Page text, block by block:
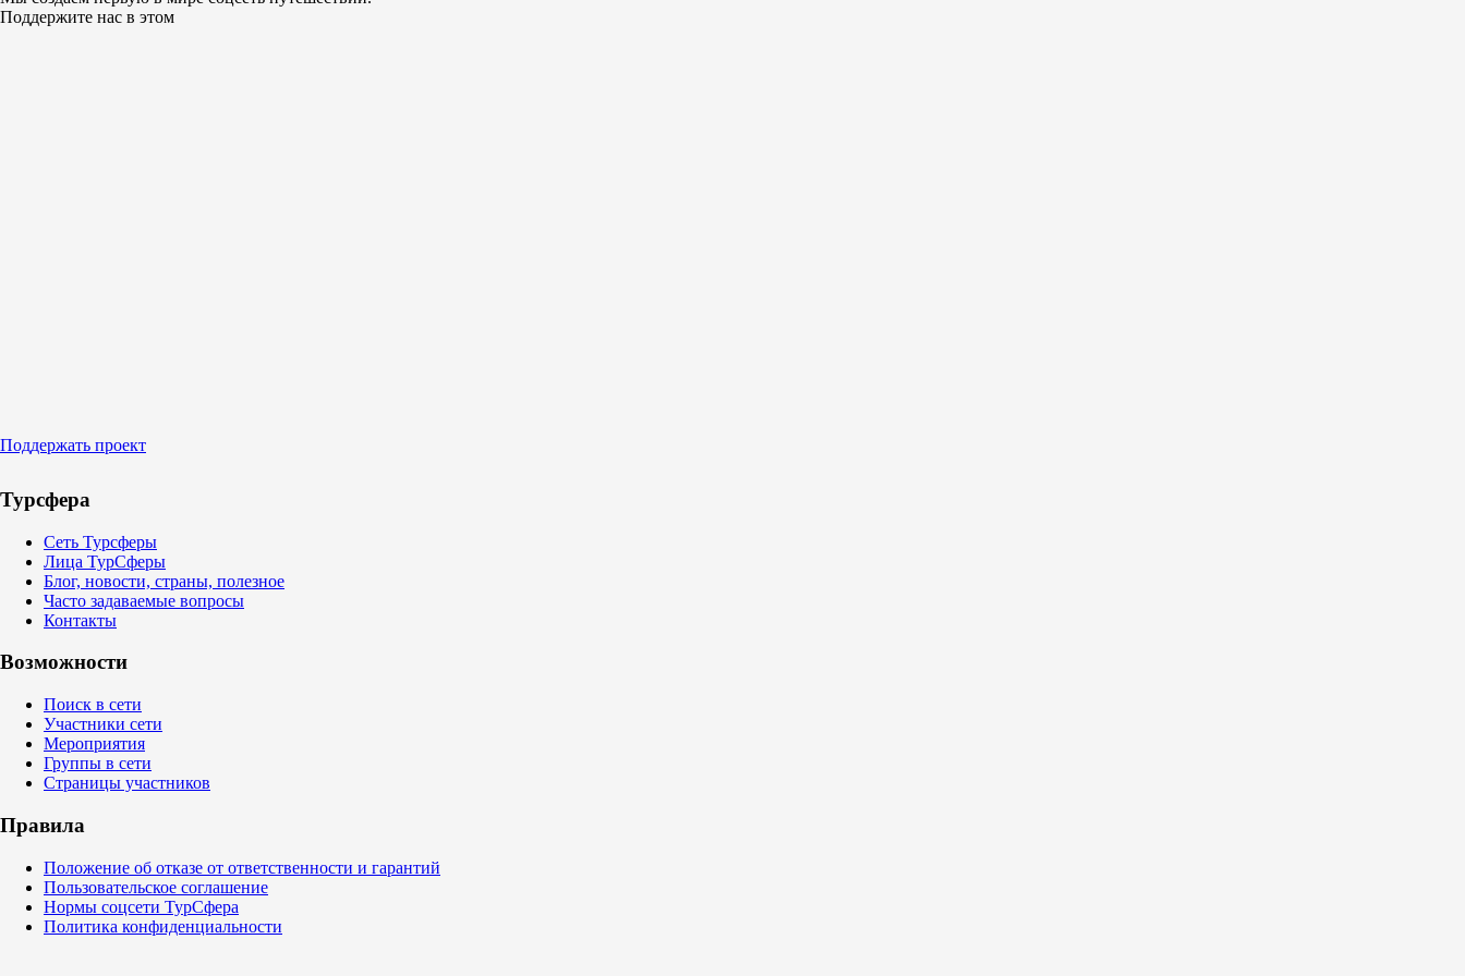
Поддержите нас в этом
Поддержать проект
Турсфера
Сеть Турсферы
Лица ТурСферы
Блог, новости, страны, полезное
Часто задаваемые вопросы
Контакты
Возможности
Поиск в сети
Участники сети
Мероприятия
Группы в сети
Страницы участников
Правила
Положение об отказе от ответственности и гарантий
Пользовательское соглашение
Нормы соцсети ТурСфера
Политика конфиденциальности